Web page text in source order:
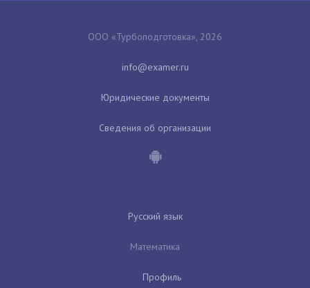
ООО «Турбоподготовка», 2026
Юридические документы
Сведения об организации
Русский язык
Математика
Профиль